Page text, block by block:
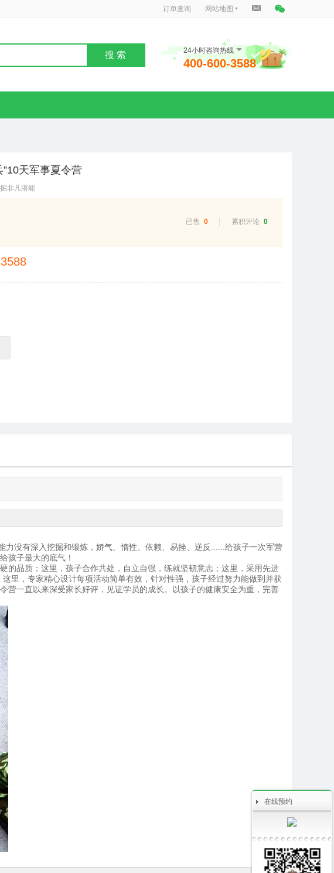
订单查询 网站地图
搜 索 24小时咨询热线
400-600-3588
天军事夏令营
非凡潜能
已售 0 累积评论 0
没有深入挖掘和锻炼，娇气、惰性、依赖、易挫、逆反......给孩子一次军营
孩子最大的底气！
的品质；这里，孩子合作共处，自立自强，练就坚韧意志；这里，采用先进
里，专家精心设计每项活动简单有效，针对性强，孩子经过努力能做到并获
营一直以来深受家长好评，见证学员的成长。以孩子的健康安全为重，完善
在线预约